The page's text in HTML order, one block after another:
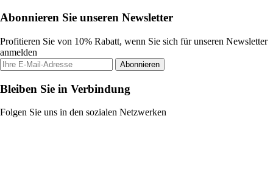
Abonnieren Sie unseren Newsletter
Profitieren Sie von 10% Rabatt, wenn Sie sich für unseren Newsletter
anmelden
Abonnieren
Bleiben Sie in Verbindung
Folgen Sie uns in den sozialen Netzwerken